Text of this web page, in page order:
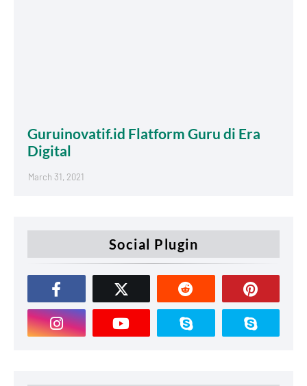
Guruinovatif.id Flatform Guru di Era
Digital
March 31, 2021
Social Plugin